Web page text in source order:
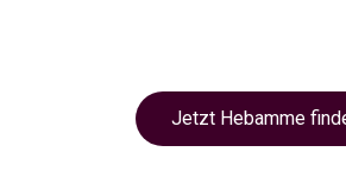
Jetzt Hebamme